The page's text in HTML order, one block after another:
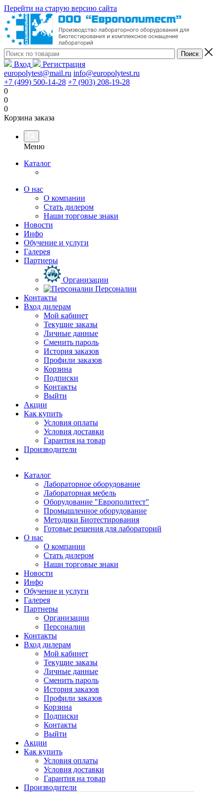
Перейти на старую версию сайта
Вход
Регистрация
europolytest@mail.ru info@europolytest.ru
+7 (499) 500-14-28 +7 (903) 208-19-28
0
0
0
Корзина заказа
Меню
Каталог
О нас
О компании
Стать дилером
Наши торговые знаки
Новости
Инфо
Обучение и услуги
Галерея
Партнеры
Организации
Персоналии
Контакты
Вход дилерам
Мой кабинет
Текущие заказы
Личные данные
Сменить пароль
История заказов
Профили заказов
Корзина
Подписки
Контакты
Выйти
Акции
Как купить
Условия оплаты
Условия доставки
Гарантия на товар
Производители
Каталог
Лабораторное оборудование
Лабораторная мебель
Оборудование "Европолитест"
Промышленное оборудование
Методики Биотестирования
Готовые решения для лабораторий
О нас
О компании
Стать дилером
Наши торговые знаки
Новости
Инфо
Обучение и услуги
Галерея
Партнеры
Организации
Персоналии
Контакты
Вход дилерам
Мой кабинет
Текущие заказы
Личные данные
Сменить пароль
История заказов
Профили заказов
Корзина
Подписки
Контакты
Выйти
Акции
Как купить
Условия оплаты
Условия доставки
Гарантия на товар
Производители